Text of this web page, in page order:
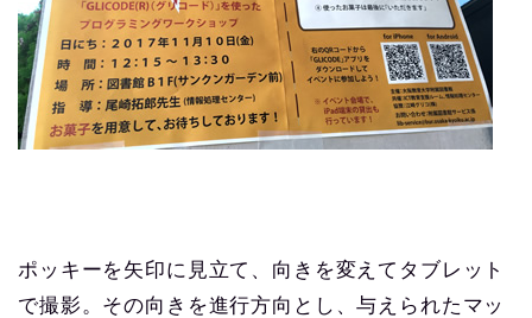
ポッキーを矢印に見立て、向きを変えてタブレット
で撮影。その向きを進行方向とし、与えられたマッ